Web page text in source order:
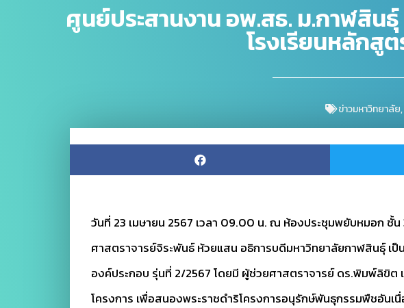
ศูนย์ประสานงาน อพ.สธ. ม.กาฬสิ
โรงเรียนหลักสู
ข่าวมหาวิทยาลัย,
วันที่ 23 เมษายน 2567 เวลา 09.00 น. ณ ห้องประชุมพยับหมอก ชั้
ศาสตราจารย์จิระพันธ์ ห้วยแสน อธิการบดีมหาวิทยาลัยกาฬสินธุ์ เ
องค์ประกอบ รุ่นที่ 2/2567 โดยมี ผู้ช่วยศาสตราจารย์ ดร.พิมพ์ลิขิ
โครงการ เพื่อสนองพระราชดำริโครงการอนุรักษ์พันธุกรรมพืชอัน